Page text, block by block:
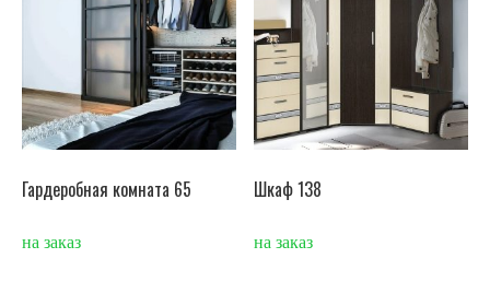
Гардеробная комната 65
на заказ
Шкаф 138
на заказ